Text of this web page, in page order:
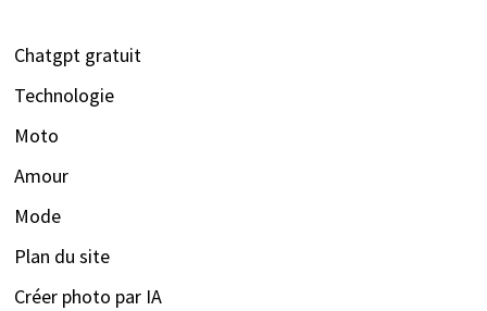
Chatgpt gratuit
Technologie
Moto
Amour
Mode
Plan du site
Créer photo par IA